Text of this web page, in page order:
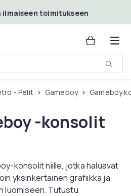
ilmaiseen toimitukseen
- Pelit Gameboy Gameboy
-konsolit
konsolit niille, jotka haluavat
yksinkertainen grafiikka ja
luomiseen. Tutustu